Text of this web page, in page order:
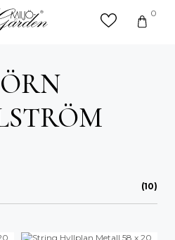
0
(10)